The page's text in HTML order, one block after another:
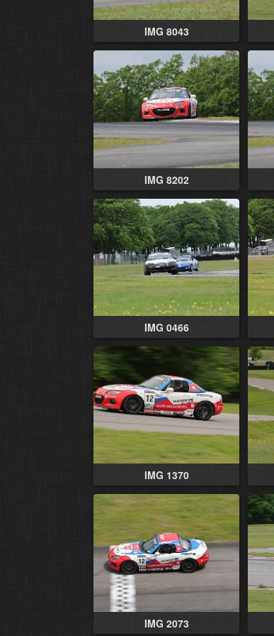
IMG 8043
IMG 8202
IMG 0466
IMG 1370
IMG 2073